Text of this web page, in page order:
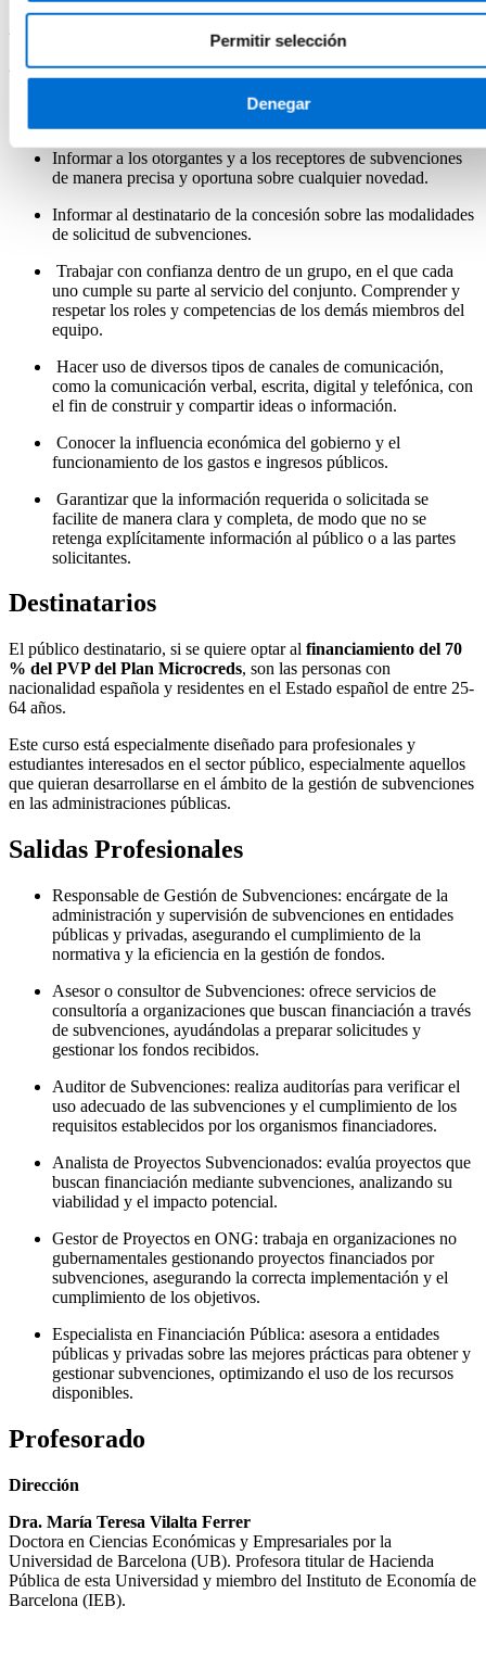
Permitir selección
Denegar
2.2 Control financiero permanente de la actividad subvencional
2.3 Control de beneficiarios de subvenciones (CBS)
Informar a los otorgantes y a los receptores de subvenciones
de manera precisa y oportuna sobre cualquier novedad.
Informar al destinatario de la concesión sobre las modalidades
de solicitud de subvenciones.
Trabajar con confianza dentro de un grupo, en el que cada
uno cumple su parte al servicio del conjunto. Comprender y
respetar los roles y competencias de los demás miembros del
equipo.
Hacer uso de diversos tipos de canales de comunicación,
como la comunicación verbal, escrita, digital y telefónica, con
el fin de construir y compartir ideas o información.
Conocer la influencia económica del gobierno y el
funcionamiento de los gastos e ingresos públicos.
Garantizar que la información requerida o solicitada se
facilite de manera clara y completa, de modo que no se
retenga explícitamente información al público o a las partes
solicitantes.
Destinatarios
El público destinatario, si se quiere optar al financiamiento del 70
% del PVP del Plan Microcreds, son las personas con
nacionalidad española y residentes en el Estado español de entre 25-
64 años.
Este curso está especialmente diseñado para profesionales y
estudiantes interesados ​​en el sector público, especialmente aquellos
que quieran desarrollarse en el ámbito de la gestión de subvenciones
en las administraciones públicas.
Salidas Profesionales
Responsable de Gestión de Subvenciones: encárgate de la
administración y supervisión de subvenciones en entidades
públicas y privadas, asegurando el cumplimiento de la
normativa y la eficiencia en la gestión de fondos.
Asesor o consultor de Subvenciones: ofrece servicios de
consultoría a organizaciones que buscan financiación a través
de subvenciones, ayudándolas a preparar solicitudes y
gestionar los fondos recibidos.
Auditor de Subvenciones: realiza auditorías para verificar el
uso adecuado de las subvenciones y el cumplimiento de los
requisitos establecidos por los organismos financiadores.
Analista de Proyectos Subvencionados: evalúa proyectos que
buscan financiación mediante subvenciones, analizando su
viabilidad y el impacto potencial.
Gestor de Proyectos en ONG: trabaja en organizaciones no
gubernamentales gestionando proyectos financiados por
subvenciones, asegurando la correcta implementación y el
cumplimiento de los objetivos.
Especialista en Financiación Pública: asesora a entidades
públicas y privadas sobre las mejores prácticas para obtener y
gestionar subvenciones, optimizando el uso de los recursos
disponibles.
Profesorado
Dirección
Dra. María Teresa Vilalta Ferrer
Doctora en Ciencias Económicas y Empresariales por la
Universidad de Barcelona (UB). Profesora titular de Hacienda
Pública de esta Universidad y miembro del Instituto de Economía de
Barcelona (IEB).